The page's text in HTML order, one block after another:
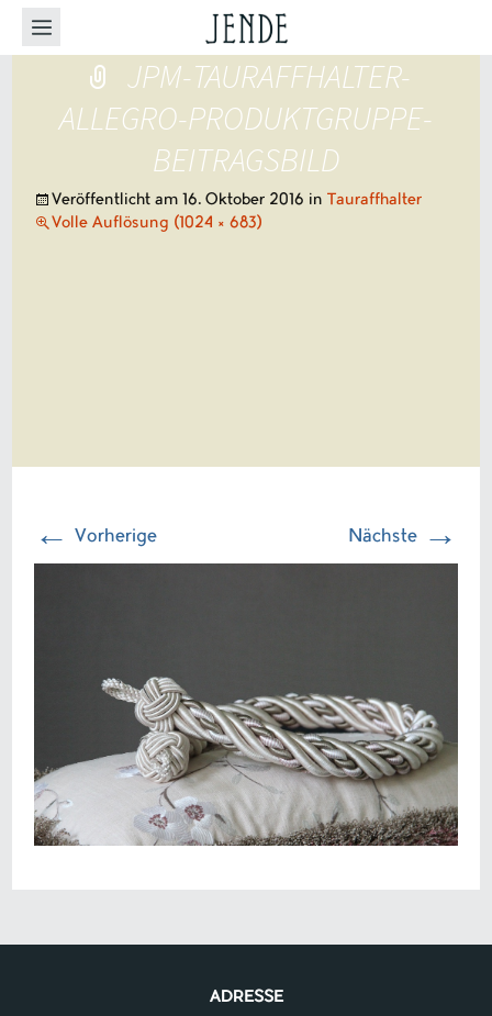
JPM-TAURAFFHALTER-
ALLEGRO-PRODUKTGRUPPE-
BEITRAGSBILD
Veröffentlicht am 16. Oktober 2016 in Tauraffhalter
Volle Auflösung (1024 × 683)
← Vorherige Nächste →
ADRESSE